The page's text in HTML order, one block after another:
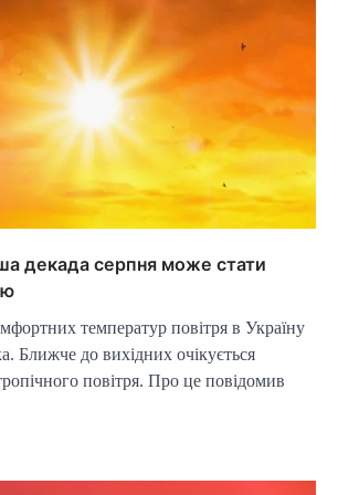
декада серпня може стати
температур повітря в Україну
Ближче до вихідних очікується
повітря. Про це повідомив